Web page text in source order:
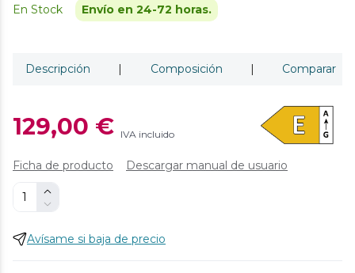
En Stock Envío en 24-72 horas.
Descripción | Composición | Comparar
129,00 € IVA incluido
Ficha de producto Descargar manual de usuario
Avísame si baja de precio